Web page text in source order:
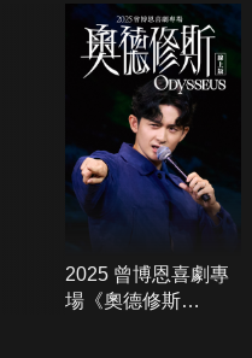
2025 曾博恩喜劇專
場《奧德修斯